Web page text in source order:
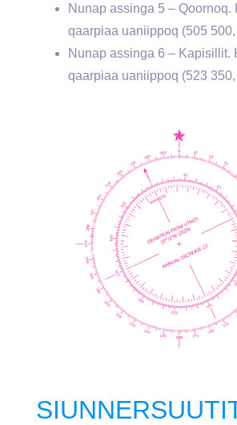
Nunap assinga 5 – Qoornoq.
qaarpiaa uaniippoq (505
Nunap assinga 6 – Kapisillit.
qaarpiaa uaniippoq (523